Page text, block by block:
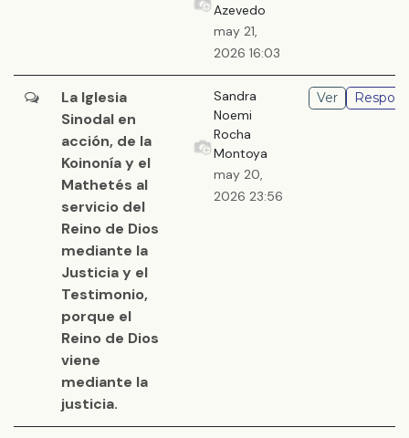
Azevedo
may 21,
2026 16:03
La Iglesia
Sinodal en
acción, de la
Koinonía y el
Mathetés al
servicio del
Reino de Dios
mediante la
Justicia y el
Testimonio,
porque el
Reino de Dios
viene
mediante la
justicia.
Sandra
Noemi
Rocha
Montoya
may 20,
2026 23:56
Ver